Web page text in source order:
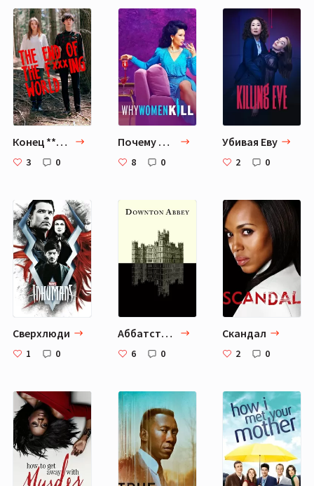
Конец ***го мира
3 0
Почему женщины убивают
8 0
Убивая Еву
2 0
Сверхлюди
1 0
Аббатство Даунтон
6 0
Скандал
2 0